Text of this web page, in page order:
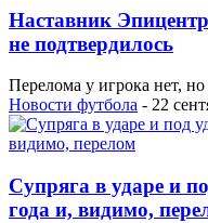
Наставник
не подтвердилось
Перелома у игрока нет,
Новости футбола - 22
Супряга в ударе и
года и, видимо,